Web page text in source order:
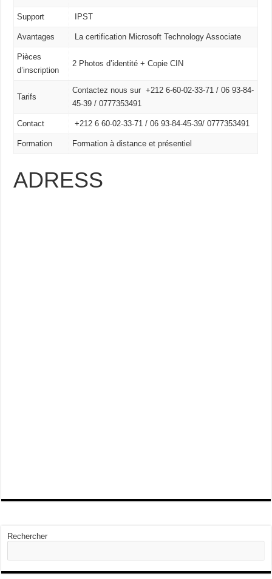
Support IPST
Avantages La certification Microsoft Technology Associate
Pièces
d’inscription
2 Photos d’identité + Copie CIN
Tarifs
Contactez nous sur +212 6-60-02-33-71 / 06 93-84-
45-39 / 0777353491
Contact +212 6 60-02-33-71 / 06 93-84-45-39/ 0777353491
Formation Formation à distance et présentiel
ADRESS
Rechercher